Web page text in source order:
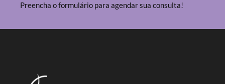
Preencha o formulário para agendar sua consulta!